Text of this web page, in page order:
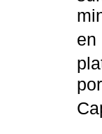
en